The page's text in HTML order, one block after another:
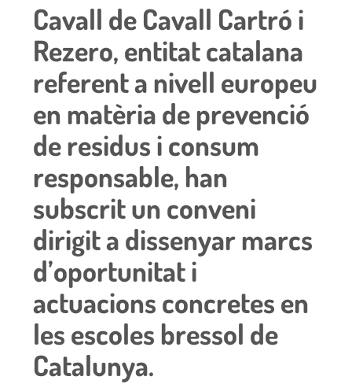
Cavall de Cavall Cartró i
Rezero, entitat catalana
referent a nivell europeu
en matèria de prevenció
de residus i consum
responsable, han
subscrit un conveni
dirigit a dissenyar marcs
d’oportunitat i
actuacions concretes en
les escoles bressol de
Catalunya.